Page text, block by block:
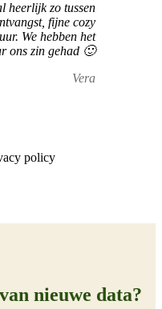
heerlijk zo tussen
fijne cozy
We hebben het
ons zin gehad 🙂
Vera
policy
nieuwe data?